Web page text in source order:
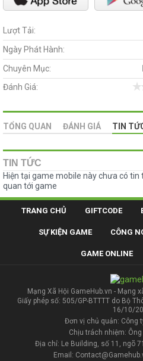
Lượt Tải:
Ngày Phát Hành:
Chuyên Mục:
Đánh Giá:
TỔNG QUAN ĐÁNH GIÁ TIN
TIN TỨC
Hiện tại game mobile này chưa có tin
quan tới game
TRANG CHỦ GIFTCODE
SỰ KIỆN GAME CÔNG
GAME ONLINE
Mạng Xã Hội GameHub.vn - Mạng
Giấy phép số: 505/GP-BTTTT do Bộ
16/10/
Đơn vị chủ quản: Công
Chịu trách nhiệm: Ông
Địa chỉ: Le Building, số 11, ngõ
Email: